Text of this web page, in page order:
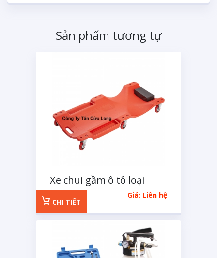
Sản phẩm tương tự
Xe chui gầm ô tô loại
nhựa 40 inch
Giá: Liên hệ
CHI TIẾT